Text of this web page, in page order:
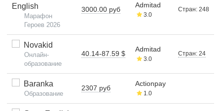
English
Марафон
Героев 2026
3000.00 руб
Admitad
3.0
Стран: 248
Novakid
Онлайн-
образование
40.14-87.59 $
Admitad
3.0
Стран: 24
Baranka
Образование
2307 руб
Actionpay
1.0